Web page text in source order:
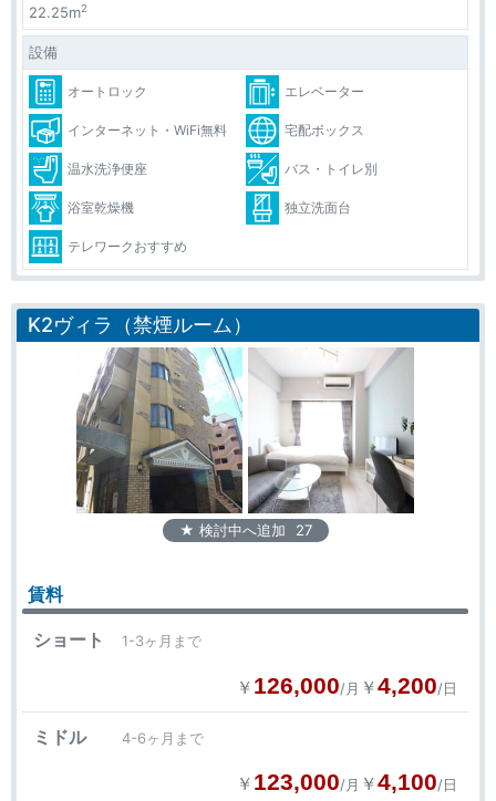
22.25m2
設備
オートロック エレベーター
インターネット・WiFi無料 宅配ボックス
温水洗浄便座 バス・トイレ別
浴室乾燥機 独立洗面台
テレワークおすすめ
K2ヴィラ（禁煙ルーム）
★ 検討中へ追加 27
賃料
ショート 1-3ヶ月まで
￥ 126,000/月 ￥4,200/日
ミドル 4-6ヶ月まで
￥ 123,000/月 ￥4,100/日